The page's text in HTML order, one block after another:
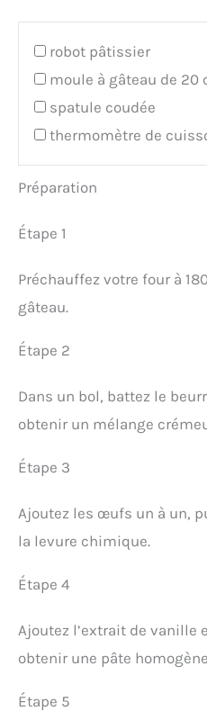
robot pâtissier
moule à gâteau de 20
spatule coudée
thermomètre de
Préparation
Étape 1
Préchauffez votre four à
gâteau.
Étape 2
Dans un bol, battez le
obtenir un mélange
Étape 3
Ajoutez les œufs un à un,
la levure chimique.
Étape 4
Ajoutez l’extrait de vanille
obtenir une pâte
Étape 5